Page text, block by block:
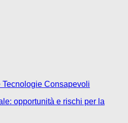
Consapevoli
opportunità e rischi per la